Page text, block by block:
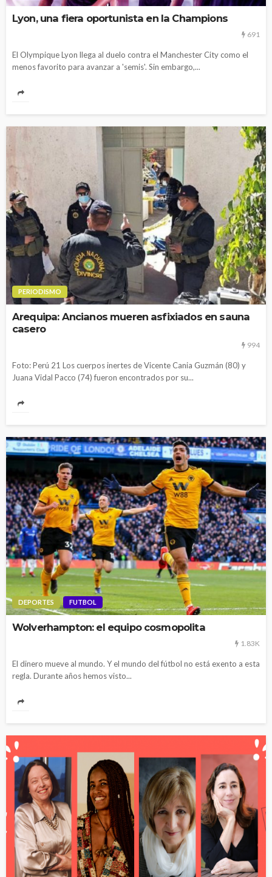
Lyon, una fiera oportunista en la Champions
691
El Olympique Lyon llega al duelo contra el Manchester City como el
menos favorito para avanzar a 'semis'. Sin embargo,...
PERIODISMO
Arequipa: Ancianos mueren asfixiados en sauna
casero
994
Foto: Perú 21 Los cuerpos inertes de Vicente Cania Guzmán (80) y
Juana Vidal Pacco (74) fueron encontrados por su...
DEPORTES FUTBOL
Wolverhampton: el equipo cosmopolita
1.83K
El dinero mueve al mundo. Y el mundo del fútbol no está exento a esta
regla. Durante años hemos visto...